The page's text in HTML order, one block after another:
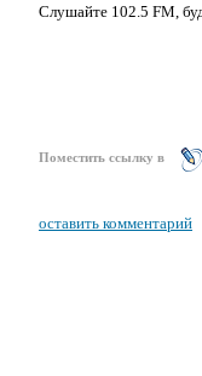
Слушайте 102.5 FM,
Поместить ссылку в
оставить комментарий